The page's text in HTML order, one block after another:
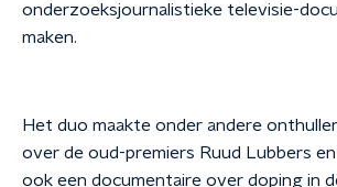
onderzoeksjournalistieke televisie-
maken.
Het duo maakte onder andere
over de oud-premiers Ruud Lubbers en
ook een documentaire over doping in